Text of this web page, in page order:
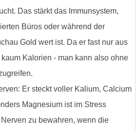
Das stärkt das Immunsystem,
Büros oder während der
Gold wert ist. Da er fast nur aus
Kalorien - man kann also ohne
Er steckt voller Kalium, Calcium
Magnesium ist im Stress
zu bewahren, wenn die